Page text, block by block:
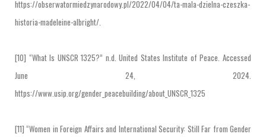
https://obserwatormiedzynarodowy.pl/2022/04/04/ta-mala-dzielna-czeszka-
historia-madeleine-albright/.
[10] “What Is UNSCR 1325?” n.d. United States Institute of Peace. Accessed
June 24, 2024.
https://www.usip.org/gender_peacebuilding/about_UNSCR_1325
[11] “Women in Foreign Affairs and International Security: Still Far from Gender